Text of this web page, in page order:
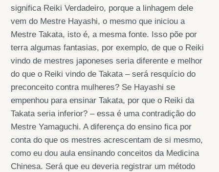
significa Reiki Verdadeiro, porque a linhagem dele
vem do Mestre Hayashi, o mesmo que iniciou a
Mestre Takata, isto é, a mesma fonte. Isso põe por
terra algumas fantasias, por exemplo, de que o Reiki
vindo de mestres japoneses seria diferente e melhor
do que o Reiki vindo de Takata – será resquício do
preconceito contra mulheres? Se Hayashi se
empenhou para ensinar Takata, por que o Reiki da
Takata seria inferior? – essa é uma contradição do
Mestre Yamaguchi. A diferença do ensino fica por
conta do que os mestres acrescentam de si mesmo,
como eu dou aula ensinando conceitos da Medicina
Chinesa. Será que eu deveria registrar um método